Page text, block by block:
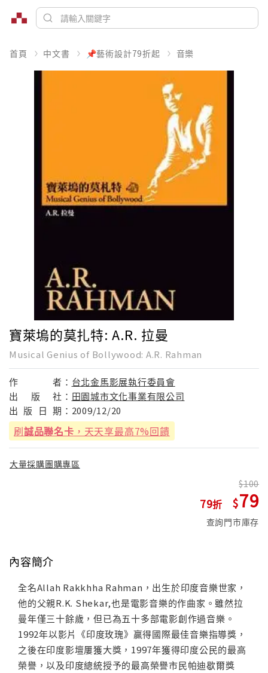
首頁 中文書 📌藝術設計79折起 音樂
寶萊塢的莫扎特: A.R. 拉曼
Musical Genius of Bollywood: A.R. Rahman
作 者： 台北金馬影展執行委員會
出
版 社： 田園城市文化事業有限公司
出 版 日 期： 2009/12/20
刷誠品聯名卡 ，天天享最高7%回饋
大量採購團購專區
79
100
79
查詢門市庫存
內容簡介
全名Allah Rakkhha Rahman，出生於印度音樂世家，
他的父親R.K. Shekar,也是電影音樂的作曲家。雖然拉
曼年僅三十餘歲，但已為五十多部電影創作過音樂。
1992年以影片《印度玫瑰》贏得國際最佳音樂指導獎，
之後在印度影壇屢獲大獎，1997年獲得印度公民的最高
榮譽，以及印度總統授予的最高榮譽市民帕迪歇爾獎